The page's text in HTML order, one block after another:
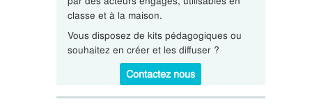
classe et à la maison.
Vous disposez de kits pédagogiques ou
souhaitez en créer et les diffuser ?
Contactez nous